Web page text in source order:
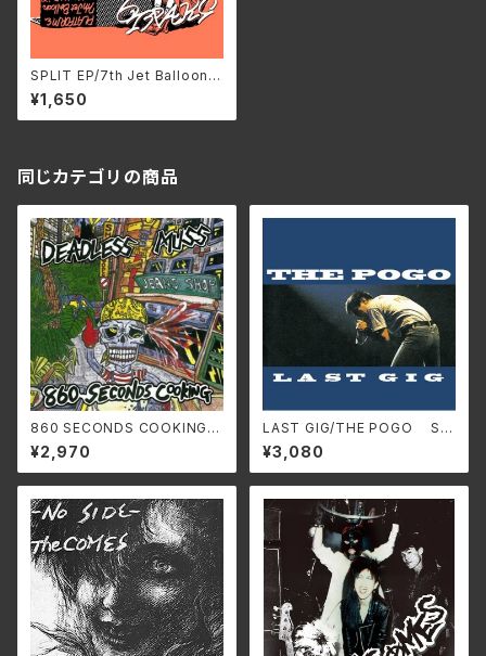
SPLIT EP/7th Jet Balloon &
PLATFORM FTPS-085(仕
様:CD)
¥1,650
同じカテゴリの商品
860 SECONDS COOKING +
EP COLLECTION [2025 EDI
TION] /DEADLESS MUSS
SS-929C(仕様:CD)
¥2,970
LAST GIG/THE POGO SS
-946C (仕様:CD)
¥3,080